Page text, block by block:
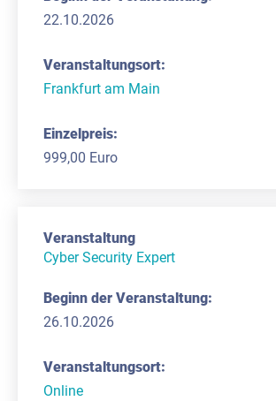
22.10.2026
Frankfurt am Main
999,00 Euro
Cyber Security Expert
26.10.2026
Online